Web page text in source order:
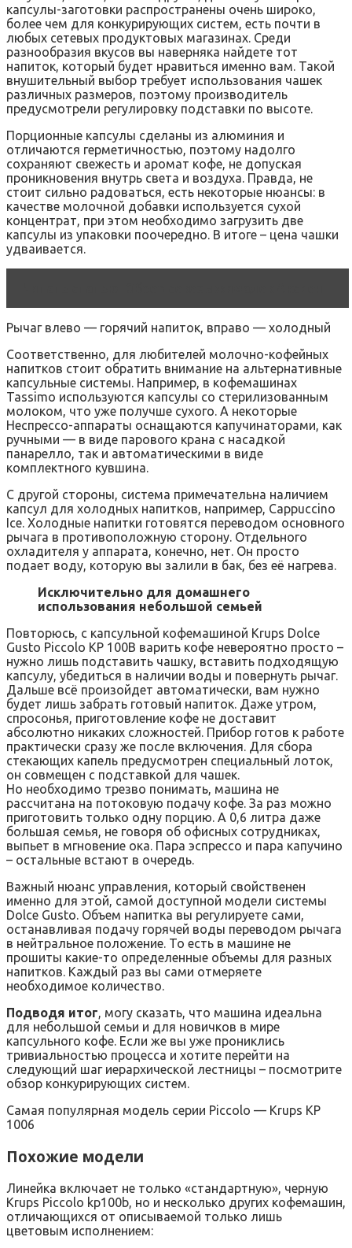
капсулы-заготовки распространены очень широко,
более чем для конкурирующих систем, есть почти в
любых сетевых продуктовых магазинах. Среди
разнообразия вкусов вы наверняка найдете тот
напиток, который будет нравиться именно вам. Такой
внушительный выбор требует использования чашек
различных размеров, поэтому производитель
предусмотрели регулировку подставки по высоте.
Порционные капсулы сделаны из алюминия и
отличаются герметичностью, поэтому надолго
сохраняют свежесть и аромат кофе, не допуская
проникновения внутрь света и воздуха. Правда, не
стоит сильно радоваться, есть некоторые нюансы: в
качестве молочной добавки используется сухой
концентрат, при этом необходимо загрузить две
капсулы из упаковки поочередно. В итоге – цена чашки
удваивается.
Рычаг влево — горячий напиток, вправо — холодный
Соответственно, для любителей молочно-кофейных
напитков стоит обратить внимание на альтернативные
капсульные системы. Например, в кофемашинах
Tassimo используются капсулы со стерилизованным
молоком, что уже получше сухого. А некоторые
Неспрессо-аппараты оснащаются капучинаторами, как
ручными — в виде парового крана с насадкой
панарелло, так и автоматическими в виде
комплектного кувшина.
C другой стороны, система примечательна наличием
капсул для холодных напитков, например, Cappuccino
Ice. Холодные напитки готовятся переводом основного
рычага в противоположную сторону. Отдельного
охладителя у аппарата, конечно, нет. Он просто
подает воду, которую вы залили в бак, без её нагрева.
Исключительно для домашнего
использования небольшой семьей
Повторюсь, с капсульной кофемашиной Krups Dolce
Gusto Piccolo KP 100B варить кофе невероятно просто –
нужно лишь подставить чашку, вставить подходящую
капсулу, убедиться в наличии воды и повернуть рычаг.
Дальше всё произойдет автоматически, вам нужно
будет лишь забрать готовый напиток. Даже утром,
спросонья, приготовление кофе не доставит
абсолютно никаких сложностей. Прибор готов к работе
практически сразу же после включения. Для сбора
стекающих капель предусмотрен специальный лоток,
он совмещен с подставкой для чашек.
Но необходимо трезво понимать, машина не
рассчитана на потоковую подачу кофе. За раз можно
приготовить только одну порцию. А 0,6 литра даже
большая семья, не говоря об офисных сотрудниках,
выпьет в мгновение ока. Пара эспрессо и пара капучино
– остальные встают в очередь.
Важный нюанс управления, который свойственен
именно для этой, самой доступной модели системы
Dolce Gusto. Объем напитка вы регулируете сами,
останавливая подачу горячей воды переводом рычага
в нейтральное положение. То есть в машине не
прошиты какие-то определенные объемы для разных
напитков. Каждый раз вы сами отмеряете
необходимое количество.
Подводя итог, могу сказать, что машина идеальна
для небольшой семьи и для новичков в мире
капсульного кофе. Если же вы уже прониклись
тривиальностью процесса и хотите перейти на
следующий шаг иерархической лестницы – посмотрите
обзор конкурирующих систем.
Самая популярная модель серии Piccolo — Krups KP
1006
Похожие модели
Линейка включает не только «стандартную», черную
Krups Piccolo kp100b, но и несколько других кофемашин,
отличающихся от описываемой только лишь
цветовым исполнением: